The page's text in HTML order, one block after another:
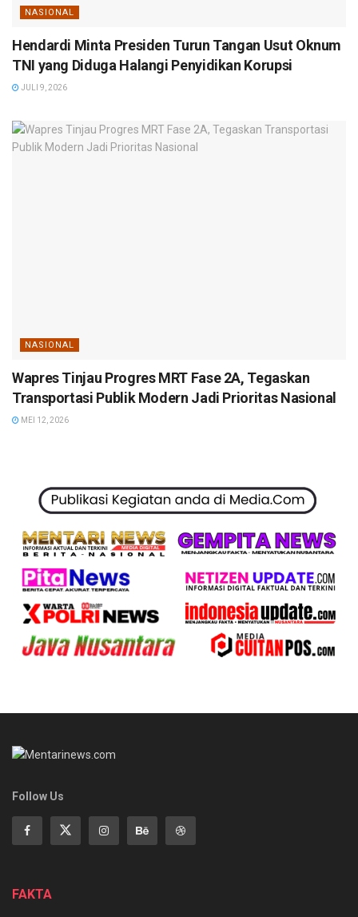
NASIONAL
Hendardi Minta Presiden Turun Tangan Usut Oknum
TNI yang Diduga Halangi Penyidikan Korupsi
JULI 9, 2026
NASIONAL
Wapres Tinjau Progres MRT Fase 2A, Tegaskan
Transportasi Publik Modern Jadi Prioritas Nasional
MEI 12, 2026
Follow Us
FAKTA